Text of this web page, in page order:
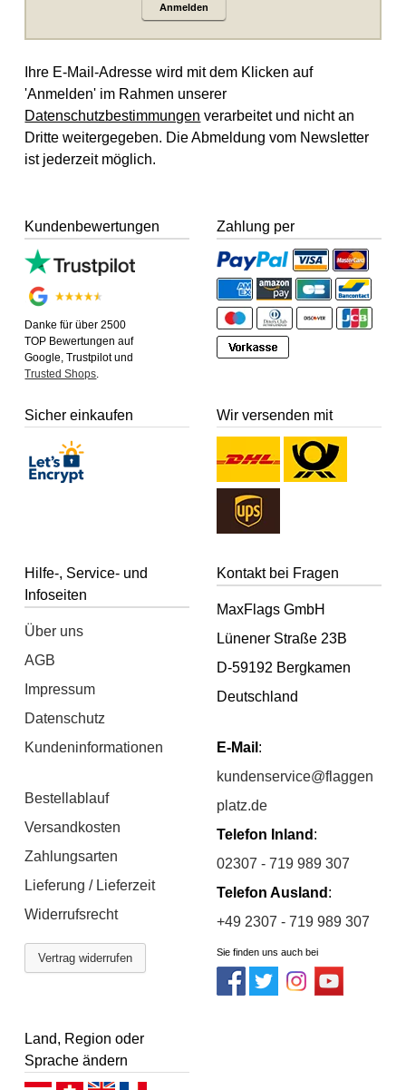
Anmelden
Ihre E-Mail-Adresse wird mit dem Klicken auf
'Anmelden' im Rahmen unserer
Datenschutzbestimmungen verarbeitet und nicht an
Dritte weitergegeben. Die Abmeldung vom Newsletter
ist jederzeit möglich.
Kundenbewertungen
Danke für über 2500
TOP Bewertungen auf
Google, Trustpilot und
Trusted Shops
Zahlung per
Sicher einkaufen Wir versenden mit
Hilfe-, Service- und
Infoseiten
Über uns
AGB
Impressum
Datenschutz
Kundeninformationen
Bestellablauf
Versandkosten
Zahlungsarten
Lieferung / Lieferzeit
Widerrufsrecht
Vertrag widerrufen
Kontakt bei Fragen
MaxFlags GmbH
Lünener Straße 23B
D-59192 Bergkamen
Deutschland
E-Mail :
kundenservice@flaggen
platz.de
Telefon Inland :
02307 - 719 989 307
Telefon Ausland :
+49 2307 - 719 989 307
Sie finden uns auch bei
Land, Region oder
Sprache ändern